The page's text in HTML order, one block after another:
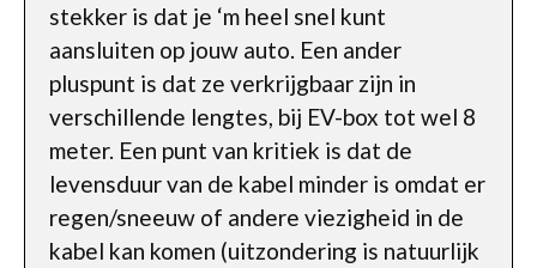
stekker is dat je ‘m heel snel kunt
aansluiten op jouw auto. Een ander
pluspunt is dat ze verkrijgbaar zijn in
verschillende lengtes, bij EV-box tot wel 8
meter. Een punt van kritiek is dat de
levensduur van de kabel minder is omdat er
regen/sneeuw of andere viezigheid in de
kabel kan komen (uitzondering is natuurlijk